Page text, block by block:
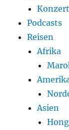
Podcasts
Reisen
Afrika
Asien